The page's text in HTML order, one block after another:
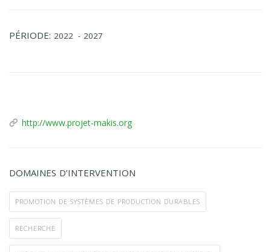
PÉRIODE: 2022 - 2027
http://www.projet-makis.org
DOMAINES D’INTERVENTION
PROMOTION DE SYSTÈMES DE PRODUCTION DURABLES
RECHERCHE